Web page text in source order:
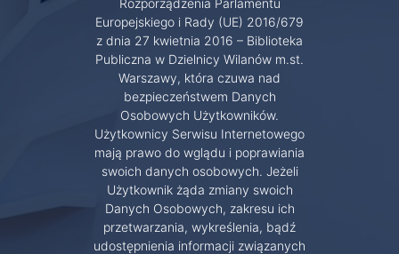
Rozporządzenia Parlamentu
Europejskiego i Rady (UE) 2016/679
z dnia 27 kwietnia 2016 – Biblioteka
Publiczna w Dzielnicy Wilanów m.st.
Warszawy, która czuwa nad
bezpieczeństwem Danych
Osobowych Użytkowników.
Użytkownicy Serwisu Internetowego
mają prawo do wglądu i poprawiania
swoich danych osobowych. Jeżeli
Użytkownik żąda zmiany swoich
Danych Osobowych, zakresu ich
przetwarzania, wykreślenia, bądź
udostępnienia informacji związanych